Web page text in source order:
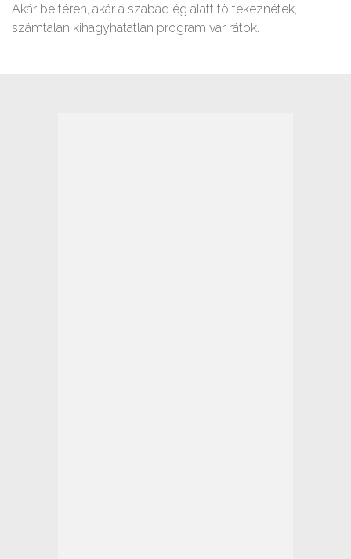
Akár beltéren, akár a szabad ég alatt töltekeznétek,
számtalan kihagyhatatlan program vár rátok.